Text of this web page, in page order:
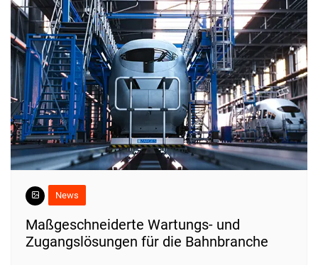
News
Maßgeschneiderte Wartungs- und
Zugangslösungen für die Bahnbranche